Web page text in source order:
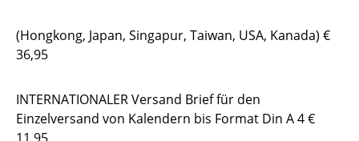
(Hongkong, Japan, Singapur, Taiwan, USA, Kanada) €
36,95
INTERNATIONALER Versand Brief für den
Einzelversand von Kalendern bis Format Din A 4 €